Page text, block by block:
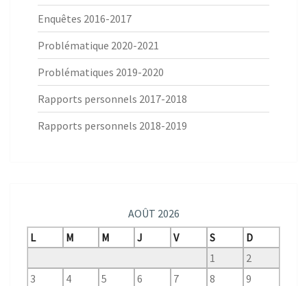
Enquêtes 2016-2017
Problématique 2020-2021
Problématiques 2019-2020
Rapports personnels 2017-2018
Rapports personnels 2018-2019
AOÛT 2026
L
M M J V S
D
1
2
3
4 5 6 7 8 9